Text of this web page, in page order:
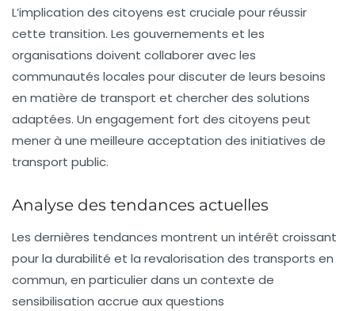
L’implication des citoyens est cruciale pour réussir
cette transition. Les gouvernements et les
organisations doivent collaborer avec les
communautés locales pour discuter de leurs besoins
en matière de transport et chercher des solutions
adaptées. Un engagement fort des citoyens peut
mener à une meilleure acceptation des initiatives de
transport public.
Analyse des tendances actuelles
Les dernières tendances montrent un intérêt croissant
pour la durabilité et la revalorisation des transports en
commun, en particulier dans un contexte de
sensibilisation accrue aux questions